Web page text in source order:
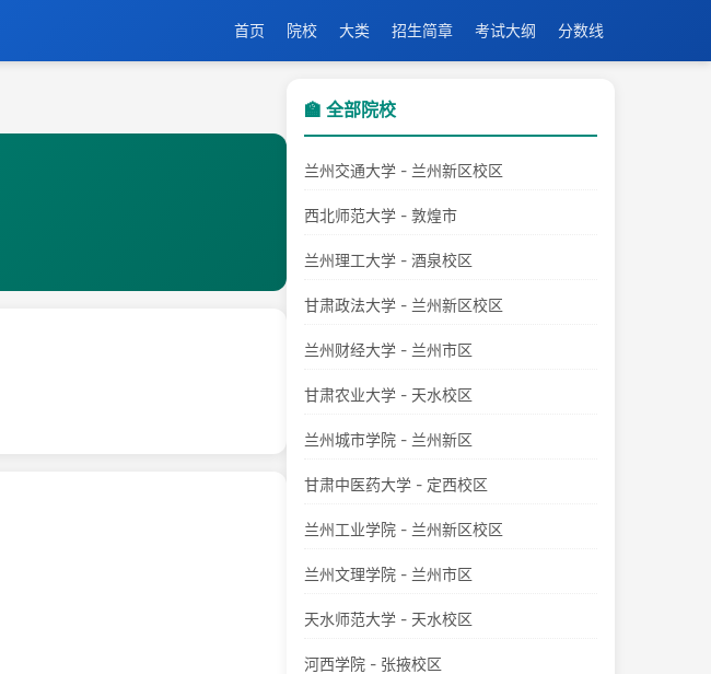
首页 院校 大类 招生简章 考试大纲 分数线
🏫 全部院校
兰州交通大学 - 兰州新区校区
西北师范大学 - 敦煌市
兰州理工大学 - 酒泉校区
甘肃政法大学 - 兰州新区校区
兰州财经大学 - 兰州市区
甘肃农业大学 - 天水校区
兰州城市学院 - 兰州新区
甘肃中医药大学 - 定西校区
兰州工业学院 - 兰州新区校区
兰州文理学院 - 兰州市区
天水师范大学 - 天水校区
河西学院 - 张掖校区